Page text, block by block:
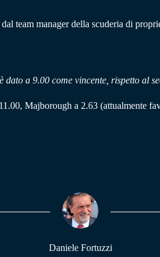
team manager della scuderia di
dato a 9.00 come vincente, rispetto al
Majborough a 2.63 (attualmente
Daniele Fortuzzi